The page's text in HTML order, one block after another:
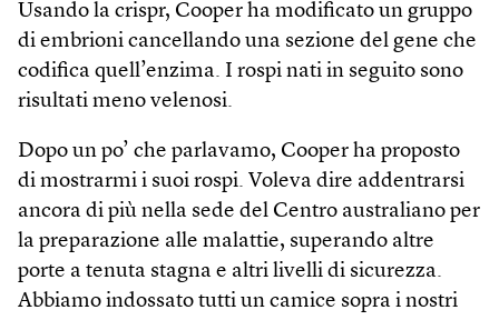
Usando la crispr, Cooper ha modificato un gruppo
di embrioni cancellando una sezione del gene che
codifica quell’enzima. I rospi nati in seguito sono
risultati meno velenosi.
Dopo un po’ che parlavamo, Cooper ha proposto
di mostrarmi i suoi rospi. Voleva dire addentrarsi
ancora di più nella sede del Centro australiano per
la preparazione alle malattie, superando altre
porte a tenuta stagna e altri livelli di sicurezza.
Abbiamo indossato tutti un camice sopra i nostri